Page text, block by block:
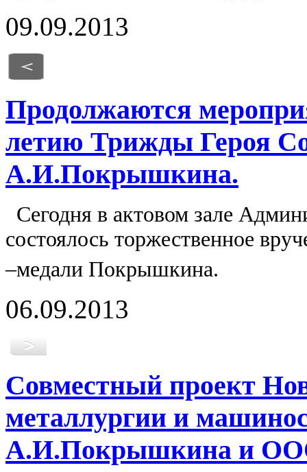
09.09.2013
Продолжаются
летию Трижды Героя
А.И.Покрышкина.
Сегодня в актовом зале
состоялось торжественное
–медали Покрышкина.
06.09.2013
Совместный проект
металлургии и
А.И.Покрышкина и